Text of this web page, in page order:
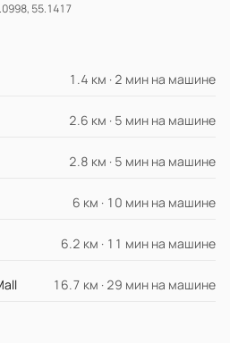
55.1417
1.4 км · 2 мин на машине
2.6 км · 5 мин на машине
2.8 км · 5 мин на машине
6 км · 10 мин на машине
6.2 км · 11 мин на машине
16.7 км · 29 мин на машине